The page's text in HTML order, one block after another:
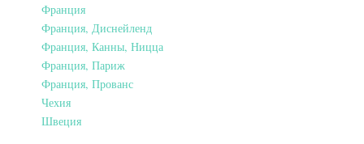
Франция
Франция, Диснейленд
Франция, Канны, Ницца
Франция, Париж
Франция, Прованс
Чехия
Швеция